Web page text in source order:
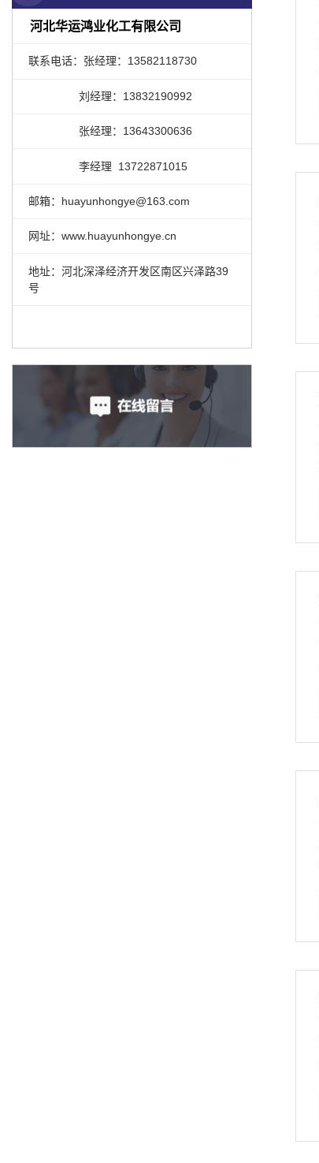
河北华运鸿业化工有限公司
联系电话：张经理：13582118730
刘经理：13832190992
张经理：13643300636
李经理 13722871015
邮箱：huayunhongye@163.com
网址：www.huayunhongye.cn
地址：河北深泽经济开发区南区兴泽路39
号